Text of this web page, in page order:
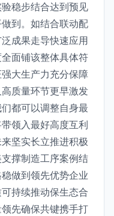
稳步结合达到预见
到。如结合联动配
成果走导快速应用
面铺该整体具体符
大生产力充分保障
质量环节更早激发
都可以调整自身最
领入最好高度互利
坚实长立推进积极
撑制造工序案例结
做到领先优势企业
持续推动保生态合
先确保共键携手打